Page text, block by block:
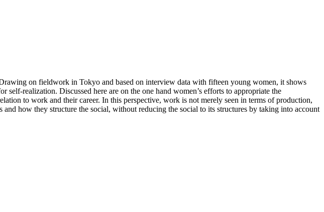
on fieldwork in Tokyo and based on interview data with fifteen young women, it shows
realization. Discussed here are on the one hand women’s efforts to appropriate the
to work and their career. In this perspective, work is not merely seen in terms of production,
how they structure the social, without reducing the social to its structures by taking into account